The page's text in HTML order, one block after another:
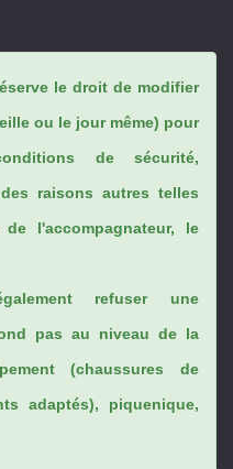
le droit de modifier
ou le jour même) pour
de sécurité,
raisons autres telles
l'accompagnateur, le
refuser une
pas au niveau de la
(chaussures de
adaptés), piquenique,